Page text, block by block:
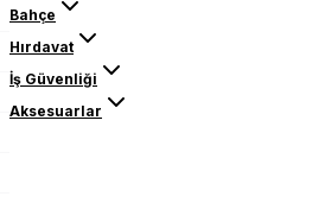
Bahçe
Hırdavat
İş Güvenliği
Aksesuarlar